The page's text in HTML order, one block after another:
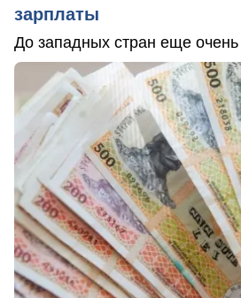
зарплаты
До западных стран еще